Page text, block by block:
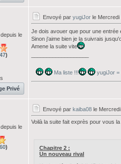
le
)
Privé
Envoyé par yugiJor le Mercredi
Je dois avouer que pour une
Sinon j'aime bien je la suivrais
Amene la suite vite
Ma liste !!! yugiJor =
le
)
Envoyé par kaiba08 le
Voilà la suite fait exprès pour vous
Chapitre 2 :
Un nouveau rival